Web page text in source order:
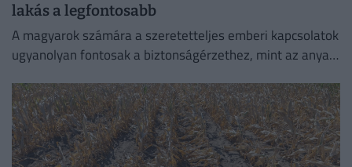
lakás a legfontosabb
A magyarok számára a szeretetteljes emberi kapcsolatok
ugyanolyan fontosak a biztonságérzethez, mint az anyagi